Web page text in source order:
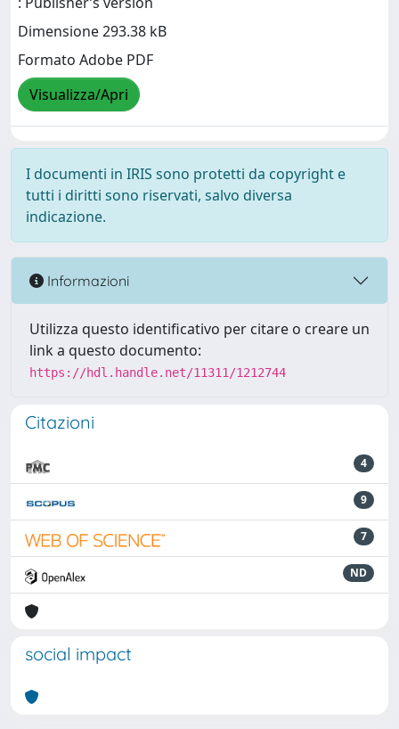
Dimensione 293.38 kB
Formato Adobe PDF
Visualizza/Apri
I documenti in IRIS sono protetti da copyright e
tutti i diritti sono riservati, salvo diversa
indicazione.
Informazioni
Utilizza questo identificativo per citare o creare un
link a questo documento:
https://hdl.handle.net/11311/1212744
Citazioni
4
9
7
ND
social impact